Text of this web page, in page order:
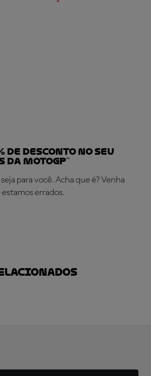
de desconto no seu
da MotoGP™
para você. Acha que é? Venha
errados.